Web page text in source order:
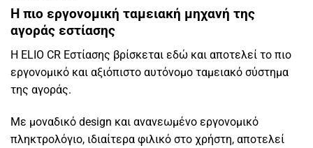
Η πιο εργονομική ταμειακή μηχανή της
αγοράς εστίασης
Η ELIO CR Εστίασης βρίσκεται εδώ και αποτελεί το πιο
εργονομικό και αξιόπιστο αυτόνομο ταμειακό σύστημα
της αγοράς.
Με μοναδικό design και ανανεωμένο εργονομικό
πληκτρολόγιο, ιδιαίτερα φιλικό στο χρήστη, αποτελεί